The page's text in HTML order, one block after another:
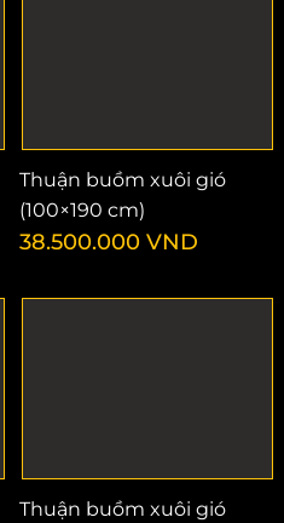
Thuận buồm xuôi gió
(100×190 cm)
38.500.000 VND
Thuận buồm xuôi gió